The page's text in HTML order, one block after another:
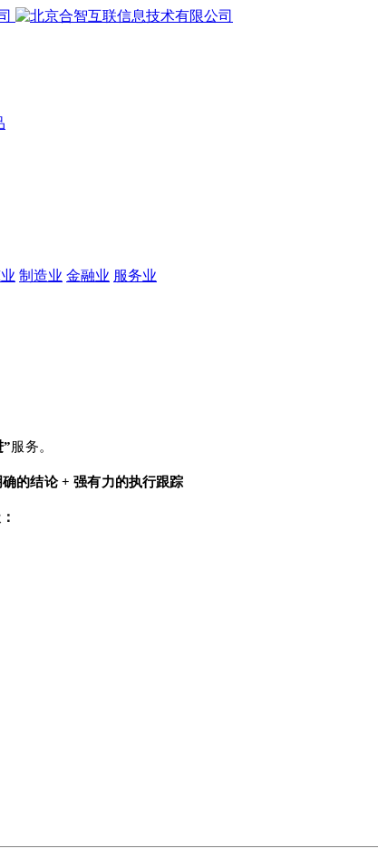
制造业 金融业 服务业
”服务。
的结论 + 强有力的执行跟踪